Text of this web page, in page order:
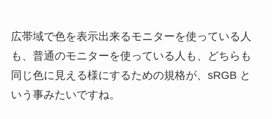
広帯域で色を表示出来るモニターを使っている人
も、普通のモニターを使っている人も、どちらも
同じ色に見える様にするための規格が、sRGB と
いう事みたいですね。